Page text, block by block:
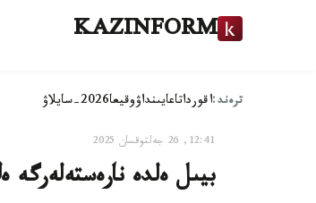
KAZINFORM
ترەند:اقورداتاعايىنداۋوقيعا2026-سايلاۋ
12:41, 26 جەلتوقسان 2025
بيىل ەلدە